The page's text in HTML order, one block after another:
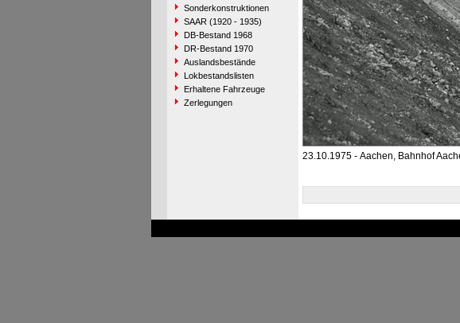
Sonderkonstruktionen
SAAR (1920 - 1935)
DB-Bestand 1968
DR-Bestand 1970
Auslandsbestände
Lokbestandslisten
Erhaltene Fahrzeuge
Zerlegungen
23.10.1975 - Aachen, Bahnhof